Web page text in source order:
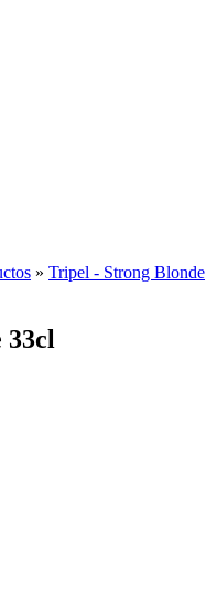
» Tripel - Strong Blonde